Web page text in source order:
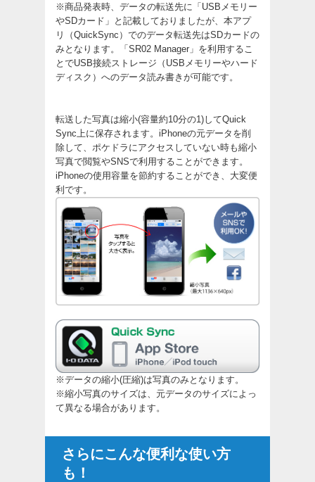
※商品発表時、データの転送先に「USBメモリー
やSDカード」と記載しておりましたが、本アプ
リ（QuickSync）でのデータ転送先はSDカードの
みとなります。「SR02 Manager」を利用するこ
とでUSB接続ストレージ（USBメモリーやハード
ディスク）へのデータ読み書きが可能です。
転送した写真は縮小(容量約10分の1)してQuick
Sync上に保存されます。iPhoneの元データを削
除して、ポケドラにアクセスしていない時も縮小
写真で閲覧やSNSで利用することができます。
iPhoneの使用容量を節約することができ、大変便
利です。
※データの縮小(圧縮)は写真のみとなります。
※縮小写真のサイズは、元データのサイズによっ
て異なる場合があります。
さらにこんな便利な使い方
も！